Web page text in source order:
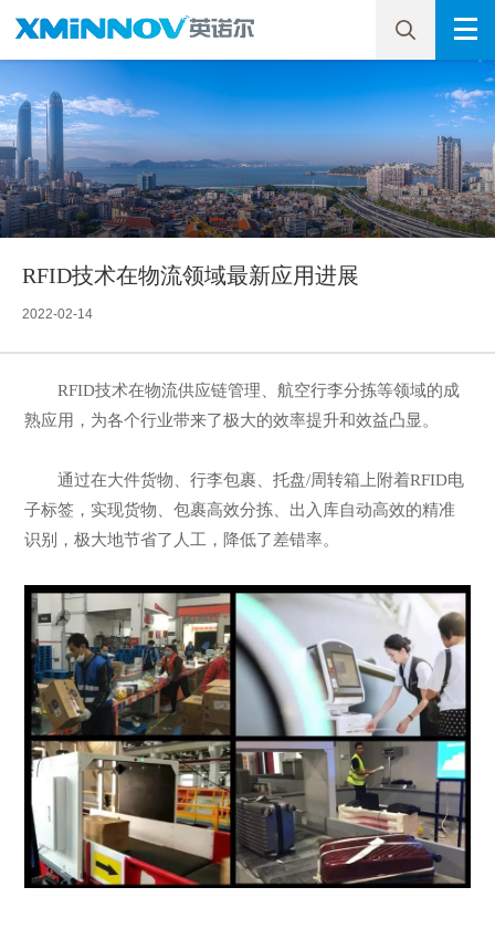
RFID技术在物流领域最新应用进展
2022-02-14
RFID技术在物流供应链管理、航空行李分拣等领域的成
熟应用，为各个行业带来了极大的效率提升和效益凸显。
通过在大件货物、行李包裹、托盘/周转箱上附着RFID电
子标签，实现货物、包裹高效分拣、出入库自动高效的精准
识别，极大地节省了人工，降低了差错率。